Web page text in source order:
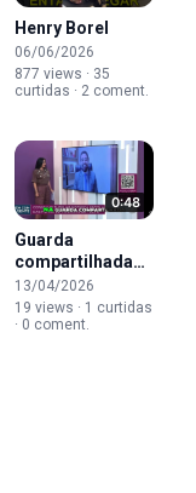
Henry Borel
06/06/2026
877 views · 35
curtidas · 2 coment.
0:48
Guarda
compartilhada
exige decisões
conjuntas.
13/04/2026
19 views · 1 curtidas
· 0 coment.